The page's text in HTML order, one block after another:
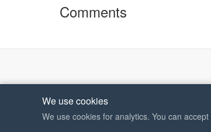
Comments
We use cookies
We use cookies for analytics. You can